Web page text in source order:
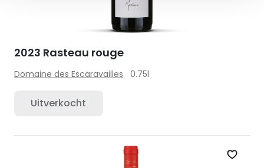
2023 Rasteau rouge
Domaine des Escaravailles 0.75l
Uitverkocht
Zet